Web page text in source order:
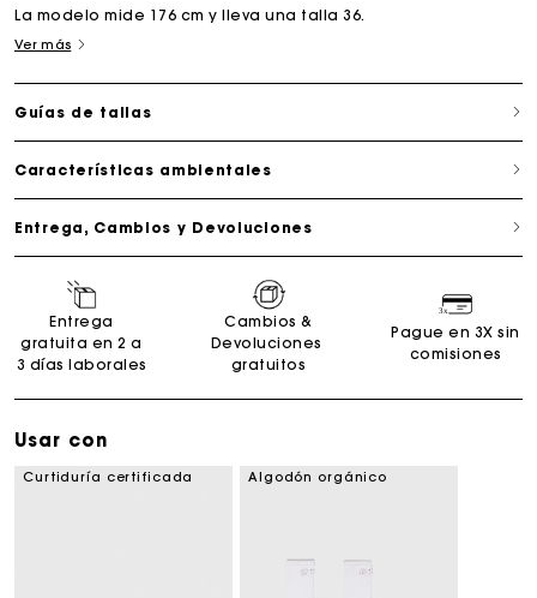
La modelo mide 176 cm y lleva una talla 36.
Ver más
Guías de tallas
Características ambientales
Entrega, Cambios y Devoluciones
Entrega
gratuita en 2 a
3 días laborales
Cambios &
Devoluciones
gratuitos
Pague en 3X sin
comisiones
Usar con
Curtiduría certificada Algodón orgánico